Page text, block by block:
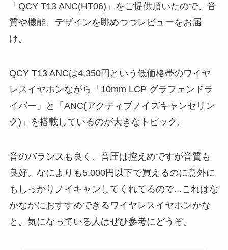
「QCY T13 ANC(HT06)」をご提供頂いたので、音
質や機能、デザインを眺めつつレビューをお届
け。
QCY T13 ANCは4,350円という低価格帯のワイヤ
レスイヤホンながら「10mm LCP グラフェンドラ
イバー」と「ANC(アクティブノイズキャンセリン
グ)」を搭載しているのが大きなトピック。
音のバランスも良く、音圧は控えめですが音質も
良好。なによりも5,000円以下で買えるのに意外に
もしっかりノイキャンしてくれてるので...これはな
かなかにおすすめできるワイヤレスイヤホンかな
と。気になっている人はぜひ参考にどうぞ。